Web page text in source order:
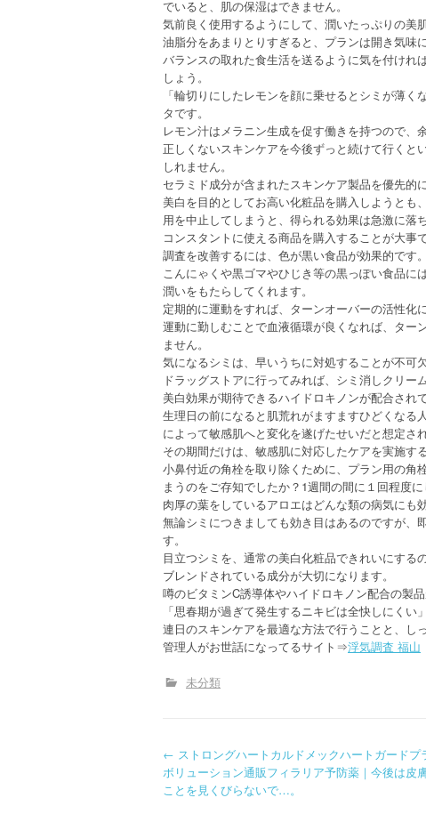
でいると、肌の保湿はできません。
気前良く使用するようにして、潤いたっぷりの美
油脂分をあまりとりすぎると、プランは開き気味に
バランスの取れた食生活を送るように気を付けれ
しょう。
「輪切りにしたレモンを顔に乗せるとシミが薄
タです。
レモン汁はメラニン生成を促す働きを持つので、
正しくないスキンケアを今後ずっと続けて行くと
しれません。
セラミド成分が含まれたスキンケア製品を優先的
美白を目的としてお高い化粧品を購入しようと
用を中止してしまうと、得られる効果は急激に落
コンスタントに使える商品を購入することが大事で
調査を改善するには、色が黒い食品が効果的です。
こんにゃくや黒ゴマやひじき等の黒っぽい食品
潤いをもたらしてくれます。
定期的に運動をすれば、ターンオーバーの活性化
運動に勤しむことで血液循環が良くなれば、ター
ません。
気になるシミは、早いうちに対処することが不可欠
ドラッグストアに行ってみれば、シミ消しクリー
美白効果が期待できるハイドロキノンが配合され
生理日の前になると肌荒れがますますひどくなる
によって敏感肌へと変化を遂げたせいだと想定され
その期間だけは、敏感肌に対応したケアを実施す
小鼻付近の角栓を取り除くために、プラン用の角
まうのをご存知でしたか？1週間の間に１回程度に
肉厚の葉をしているアロエはどんな類の病気にも
無論シミにつきましても効き目はあるのですが、
す。
目立つシミを、通常の美白化粧品できれいにする
ブレンドされている成分が大切になります。
噂のビタミンC誘導体やハイドロキノン配合の製品
「思春期が過ぎて発生するニキビは全快しにくい
連日のスキンケアを最適な方法で行うことと、し
管理人がお世話になってるサイト⇒浮気調査 福山
未分類
P
o
← ストロングハートカルドメックハートガードプ
ボリューション通販フィラリア予防薬｜今後は皮
ことを見くびらないで…。